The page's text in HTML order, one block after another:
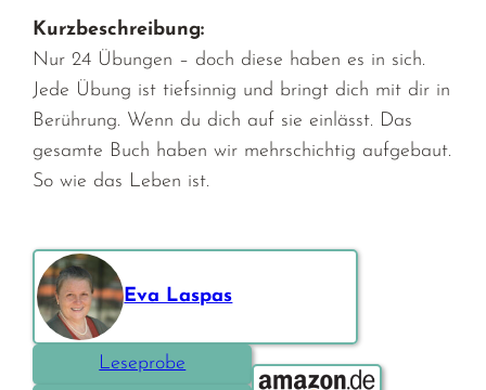
Kurzbeschreibung:
Nur 24 Übungen – doch diese haben es in sich.
Jede Übung ist tiefsinnig und bringt dich mit dir in
Berührung. Wenn du dich auf sie einlässt. Das
gesamte Buch haben wir mehrschichtig aufgebaut.
So wie das Leben ist.
Eva Laspas
Leseprobe
Bestellen über: